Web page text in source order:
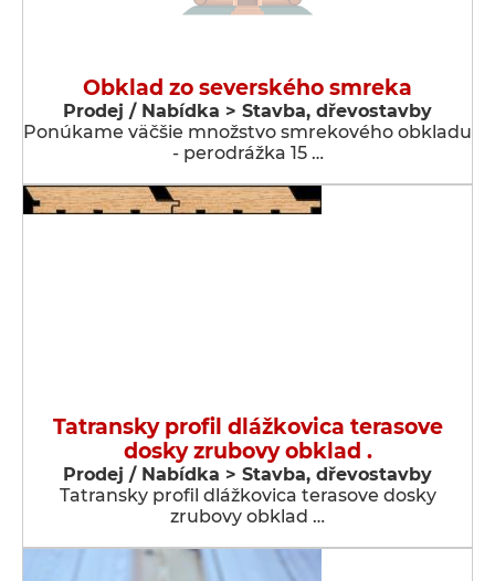
Obklad zo severského smreka
Prodej / Nabídka > Stavba, dřevostavby
Ponúkame väčšie množstvo smrekového obkladu
- perodrážka 15 …
Tatransky profil dlážkovica terasove
dosky zrubovy obklad .
Prodej / Nabídka > Stavba, dřevostavby
Tatransky profil dlážkovica terasove dosky
zrubovy obklad …